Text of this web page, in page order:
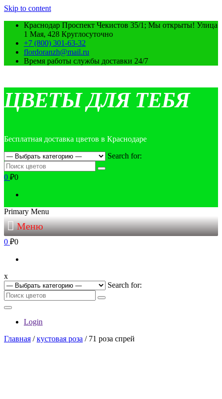
Skip to content
Краснодар Проспект Чекистов 35/1; Мы открыты! Улица
1 Мая, 428 Круглосуточно
+7 (800) 301-63-32
flordoranzh@mail.ru
Время работы службы доставки 24/7
ЦВЕТЫ ДЛЯ ТЕБЯ
Бесплатная доставка цветов в Краснодаре
Search for:
0 ₽0
Primary Menu
Меню
0 ₽0
x
Search for:
Login
Главная /кустовая роза / 71 роза спрей